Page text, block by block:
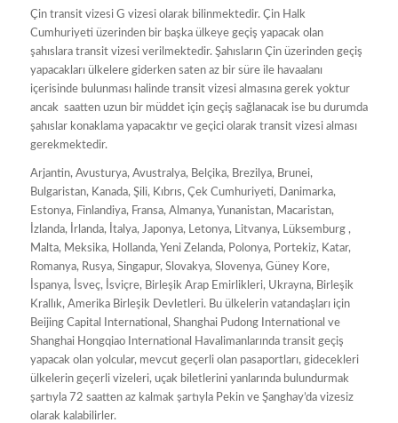
Çin transit vizesi G vizesi olarak bilinmektedir. Çin Halk
Cumhuriyeti üzerinden bir başka ülkeye geçiş yapacak olan
şahıslara transit vizesi verilmektedir. Şahısların Çin üzerinden geçiş
yapacakları ülkelere giderken saten az bir süre ile havaalanı
içerisinde bulunması halinde transit vizesi almasına gerek yoktur
ancak saatten uzun bir müddet için geçiş sağlanacak ise bu durumda
şahıslar konaklama yapacaktır ve geçici olarak transit vizesi alması
gerekmektedir.
Arjantin, Avusturya, Avustralya, Belçika, Brezilya, Brunei,
Bulgaristan, Kanada, Şili, Kıbrıs, Çek Cumhuriyeti, Danimarka,
Estonya, Finlandiya, Fransa, Almanya, Yunanistan, Macaristan,
İzlanda, İrlanda, İtalya, Japonya, Letonya, Litvanya, Lüksemburg ,
Malta, Meksika, Hollanda, Yeni Zelanda, Polonya, Portekiz, Katar,
Romanya, Rusya, Singapur, Slovakya, Slovenya, Güney Kore,
İspanya, İsveç, İsviçre, Birleşik Arap Emirlikleri, Ukrayna, Birleşik
Krallık, Amerika Birleşik Devletleri. Bu ülkelerin vatandaşları için
Beijing Capital International, Shanghai Pudong International ve
Shanghai Hongqiao International Havalimanlarında transit geçiş
yapacak olan yolcular, mevcut geçerli olan pasaportları, gidecekleri
ülkelerin geçerli vizeleri, uçak biletlerini yanlarında bulundurmak
şartıyla 72 saatten az kalmak şartıyla Pekin ve Şanghay’da vizesiz
olarak kalabilirler.